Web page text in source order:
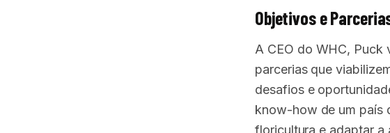
Objetivos e
A CEO do WHC, Puck
parcerias que
desafios e
know-how de um país
floricultura e adaptar a